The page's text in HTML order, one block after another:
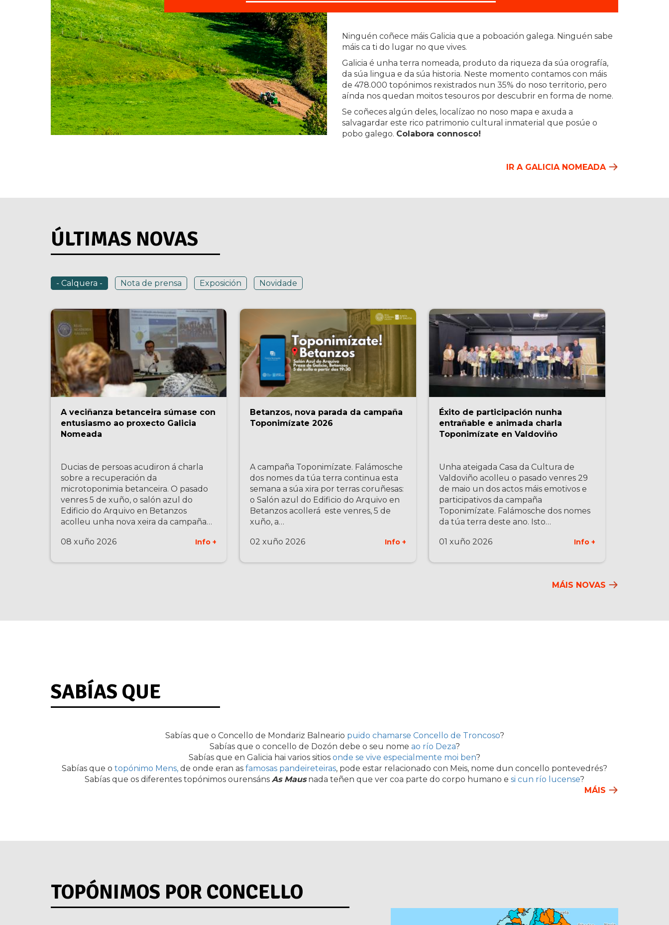
Ninguén coñece máis Galicia que a poboación galega. Ninguén sabe
máis ca ti do lugar no que vives.
Galicia é unha terra nomeada, produto da riqueza da súa orografía,
da súa lingua e da súa historia. Neste momento contamos con máis
de 478.000 topónimos rexistrados nun 35% do noso territorio, pero
aínda nos quedan moitos tesouros por descubrir en forma de nome.
Se coñeces algún deles, localízao no noso mapa e axuda a
salvagardar este rico patrimonio cultural inmaterial que posúe o
pobo galego. Colabora connosco!
IR A GALICIA NOMEADA
ÚLTIMAS NOVAS
- Calquera - Nota de prensa Exposición Novidade
A veciñanza betanceira súmase con
entusiasmo ao proxecto Galicia
Nomeada
Ducias de persoas acudiron á charla
sobre a recuperación da
microtoponimia betanceira. O pasado
venres 5 de xuño, o salón azul do
Edificio do Arquivo en Betanzos
acolleu unha nova xeira da campaña…
08 xuño 2026 Info +
Betanzos, nova parada da campaña
Toponimízate 2026
A campaña Toponimízate. Falámosche
dos nomes da túa terra continua esta
semana a súa xira por terras coruñesas:
o Salón azul do Edificio do Arquivo en
Betanzos acollerá este venres, 5 de
xuño, a…
02 xuño 2026 Info +
Éxito de participación nunha
entrañable e animada charla
Toponimízate en Valdoviño
Unha ateigada Casa da Cultura de
Valdoviño acolleu o pasado venres 29
de maio un dos actos máis emotivos e
participativos da campaña
Toponimízate. Falámosche dos nomes
da túa terra deste ano. Isto…
01 xuño 2026 Info +
MÁIS NOVAS
SABÍAS QUE
Sabías que o Concello de Mondariz Balneario puido chamarse Concello de Troncoso?
Sabías que o concello de Dozón debe o seu nome ao río Deza?
Sabías que en Galicia hai varios sitios onde se vive especialmente moi ben?
Sabías que o topónimo Mens, de onde eran as famosas pandeireteiras, pode estar relacionado con Meis, nome dun concello pontevedrés?
Sabías que os diferentes topónimos ourensáns As Mausnada teñen que ver coa parte do corpo humano e si cun río lucense?
MÁIS
TOPÓNIMOS POR CONCELLO